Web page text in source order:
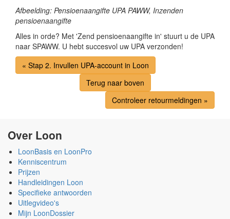
Afbeelding: Pensioenaangifte UPA PAWW, Inzenden
pensioenaangifte
Alles in orde? Met 'Zend pensioenaangifte in' stuurt u de UPA
naar SPAWW. U hebt succesvol uw UPA verzonden!
« Stap 2. Invullen UPA-account in Loon
Terug naar boven
Controleer retourmeldingen »
Over Loon
LoonBasis en LoonPro
Kenniscentrum
Prijzen
Handleidingen Loon
Specifieke antwoorden
Uitlegvideo's
Mijn LoonDossier